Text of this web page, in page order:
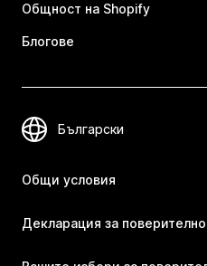
Общност на Shopify
Блогове
Общи условия
Декларация за